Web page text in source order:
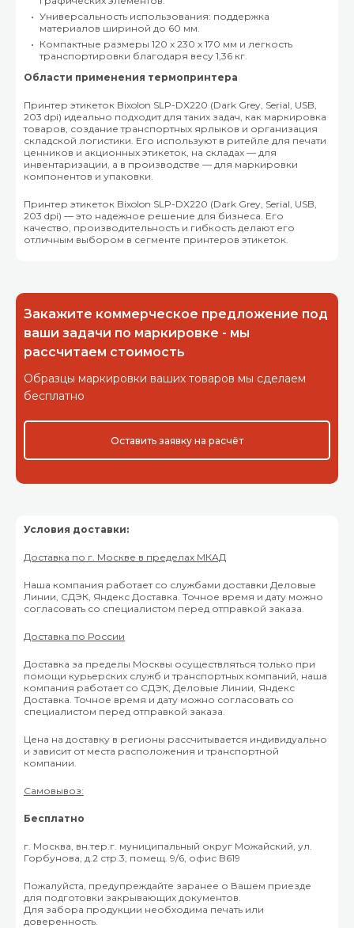
Универсальность использования: поддержка
материалов шириной до 60 мм.
Компактные размеры 120 x 230 x 170 мм и легкость
транспортировки благодаря весу 1,36 кг.
Области применения термопринтера
Принтер этикеток Bixolon SLP-DX220 (Dark Grey, Serial, USB,
203 dpi) идеально подходит для таких задач, как маркировка
товаров, создание транспортных ярлыков и организация
складской логистики. Его используют в ритейле для печати
ценников и акционных этикеток, на складах — для
инвентаризации, а в производстве — для маркировки
компонентов и упаковки.
Принтер этикеток Bixolon SLP-DX220 (Dark Grey, Serial, USB,
203 dpi) — это надежное решение для бизнеса. Его
качество, производительность и гибкость делают его
отличным выбором в сегменте принтеров этикеток.
Закажите коммерческое предложение под
ваши задачи по маркировке - мы
рассчитаем стоимость
Образцы маркировки ваших товаров мы сделаем
бесплатно
Оставить заявку на расчёт
Условия доставки:
Доставка по г. Москве в пределах МКАД
Наша компания работает со службами доставки Деловые
Линии, СДЭК, Яндекс Доставка. Точное время и дату можно
согласовать со специалистом перед отправкой заказа.
Доставка по России
Доставка за пределы Москвы осуществляться только при
помощи курьерских служб и транспортных компаний, наша
компания работает со СДЭК, Деловые Линии, Яндекс
Доставка. Точное время и дату можно согласовать со
специалистом перед отправкой заказа.
Цена на доставку в регионы рассчитывается индивидуально
и зависит от места расположения и транспортной
компании.
Самовывоз:
Бесплатно
г. Москва, вн.тер.г. муниципальный округ Можайский, ул.
Горбунова, д.2 стр.3, помещ. 9/6, офис B619
Пожалуйста, предупреждайте заранее о Вашем приезде
для подготовки закрывающих документов.
Для забора продукции необходима печать или
доверенность.